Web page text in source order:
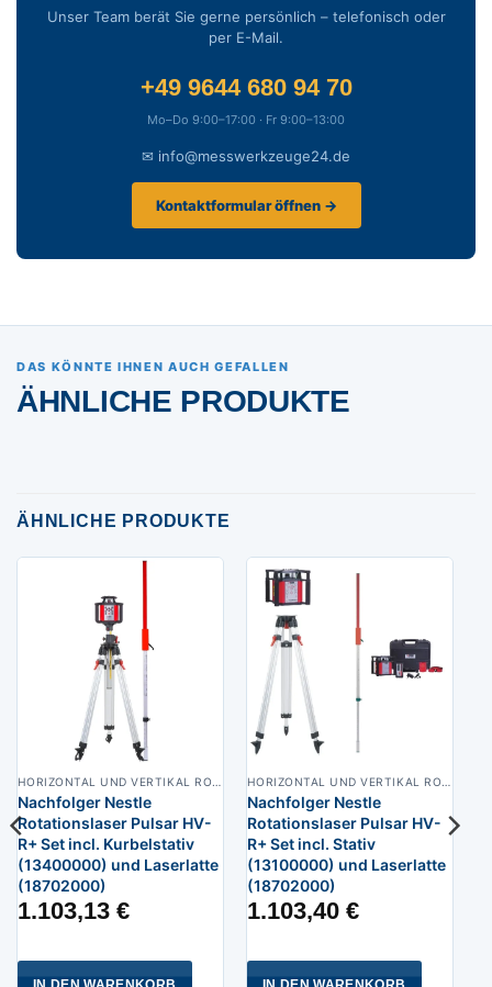
Unser Team berät Sie gerne persönlich – telefonisch oder
per E-Mail.
+49 9644 680 94 70
Mo–Do 9:00–17:00 · Fr 9:00–13:00
✉ info@messwerkzeuge24.de
Kontaktformular öffnen →
DAS KÖNNTE IHNEN AUCH GEFALLEN
ÄHNLICHE PRODUKTE
ÄHNLICHE PRODUKTE
Nachfolger Nestle
Rotationslaser Pulsar HV-
R+ Set incl. Kurbelstativ
(13400000) und Laserlatte
(18702000)
1.103,13 €
Nachfolger Nestle
Rotationslaser Pulsar HV-
R+ Set incl. Stativ
(13100000) und Laserlatte
(18702000)
1.103,40 €